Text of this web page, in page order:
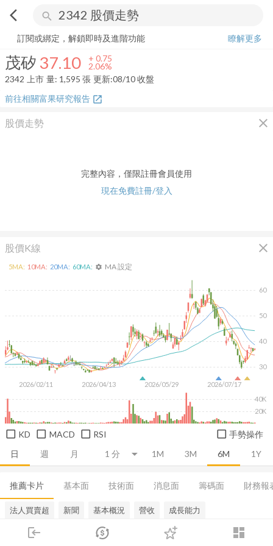
arrow_back_ios search
login dashboard
市場 登入
茂矽 37.10+ 2.06%
訂閱或綁定，解鎖即時及進階功能
瞭解更多
茂矽 37.10 + 0.75
2.06%
2342
上市 量: 1,595 張 更新:08/10 收盤
前往相關富果研究報告 open_in_new
股價走勢 close
完整內容，僅限註冊會員使用
現在免費註冊/登入
股價K線 close
日 週 月 1M 3M 6M 1Y
2026/02/11 2026/04/13 2026/05/29 2026/07/17
30
40
50
60
20K
40K
5MA: 10MA: 20MA: 60MA: settings MA 設定
KD MACD RSI 手勢操作
推薦卡片 基本面 技術面 消息面 籌碼面 財務報
法人買賣超 新聞 基本概況 營收 成長能力